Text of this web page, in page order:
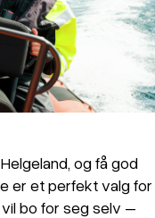
og få god
er et perfekt valg for
bo for seg selv –